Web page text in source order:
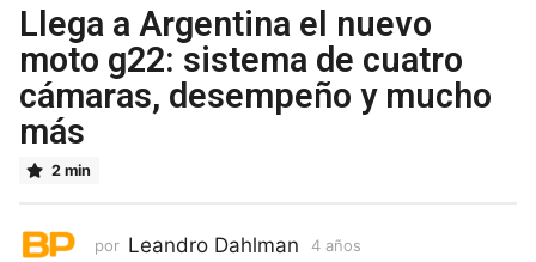
a
ñ
o
s
a
ñ
Llega a Argentina el nuevo
moto g22: sistema de cuatro
cámaras, desempeño y mucho
más
2 min
por Leandro Dahlman 4 años